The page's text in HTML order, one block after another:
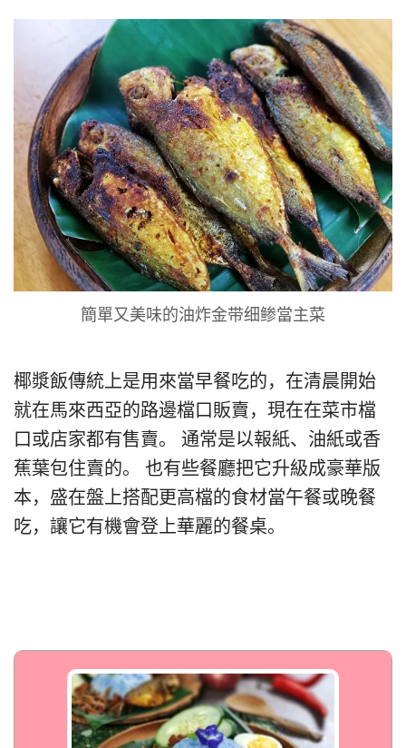
簡單又美味的油炸金带细鲹當主菜
椰漿飯傳統上是用來當早餐吃的，在清晨開始
就在馬來西亞的路邊檔口販賣，現在在菜市檔
口或店家都有售賣。 通常是以報紙、油紙或香
蕉葉包住賣的。 也有些餐廳把它升級成豪華版
本，盛在盤上搭配更高檔的食材當午餐或晚餐
吃，讓它有機會登上華麗的餐桌。